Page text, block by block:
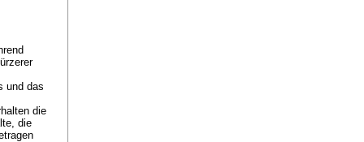
und das
die
die